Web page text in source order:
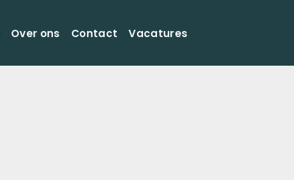
Over ons Contact Vacatures